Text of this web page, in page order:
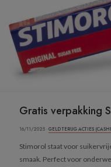
Gratis verpakking
16/11/2025 ·GELD TERUG ACTIES
Stimorol staat voor
smaak. Perfect voor